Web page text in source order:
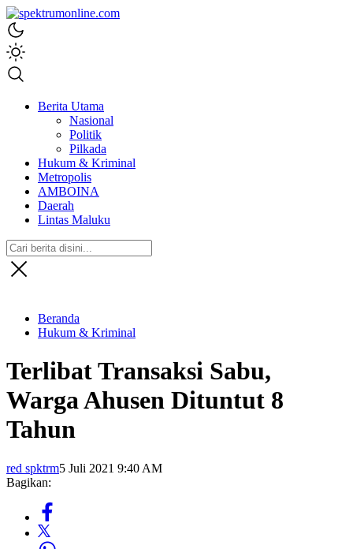
spektrumonline.com
Berita Utama
Nasional
Politik
Pilkada
Hukum & Kriminal
Metropolis
AMBOINA
Daerah
Lintas Maluku
Beranda
Hukum & Kriminal
Terlibat Transaksi Sabu,
Warga Ahusen Dituntut 8
Tahun
red spktrm5 Juli 2021 9:40 AM
Bagikan: